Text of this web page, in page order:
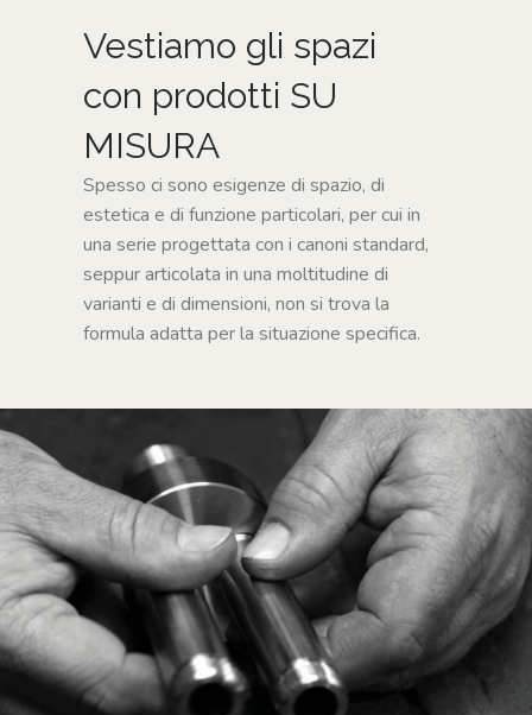
Vestiamo gli spazi
con prodotti SU
MISURA
Spesso ci sono esigenze di spazio, di
estetica e di funzione particolari, per cui in
una serie progettata con i canoni standard,
seppur articolata in una moltitudine di
varianti e di dimensioni, non si trova la
formula adatta per la situazione specifica.
MISURA
NEWS
CERCA